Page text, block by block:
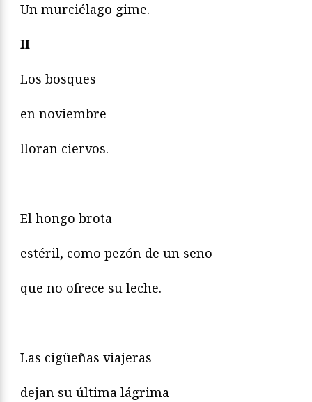
Un murciélago gime.
II
Los bosques
en noviembre
lloran ciervos.
El hongo brota
estéril, como pezón de un seno
que no ofrece su leche.
Las cigüeñas viajeras
dejan su última lágrima